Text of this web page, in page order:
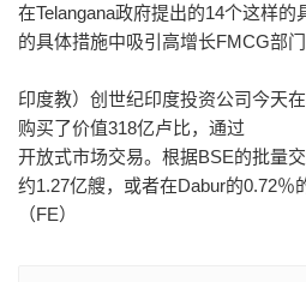
在Telangana政府提出的14个这样
的具体措施中吸引高增长FMCG部
印度教）创世纪印度投资公司今天
购买了价值318亿卢比，通过
开放式市场交易。根据BSE的批量
约1.27亿艘，或者在Dabur的0.72％
（FE）